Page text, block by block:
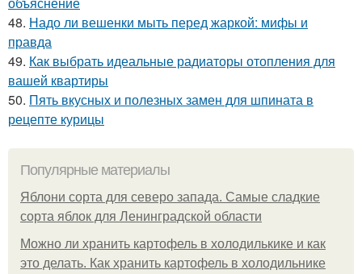
48. Надо ли вешенки мыть перед жаркой: мифы и
правда
49. Как выбрать идеальные радиаторы отопления для
вашей квартиры
50. Пять вкусных и полезных замен для шпината в
рецепте курицы
Популярные материалы
Яблони сорта для северо запада. Самые сладкие
сорта яблок для Ленинградской области
Можно ли хранить картофель в холодилькике и как
это делать. Как хранить картофель в холодильнике